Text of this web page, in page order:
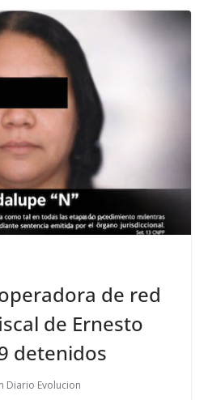
de red
de Ernesto
detenidos
Diario Evolucion